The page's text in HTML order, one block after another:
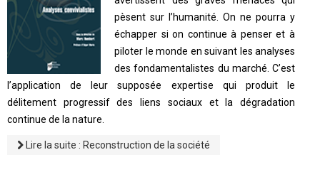
pèsent sur l’humanité. On ne pourra y
échapper si on continue à penser et à
piloter le monde en suivant les analyses
des fondamentalistes du marché. C’est
l’application de leur supposée expertise qui produit le
délitement progressif des liens sociaux et la dégradation
continue de la nature.
Lire la suite : Reconstruction de la société